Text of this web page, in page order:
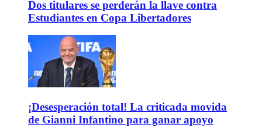
Dos titulares se perderán la llave contra
Estudiantes en Copa Libertadores
¡Desesperación total! La criticada movida
de Gianni Infantino para ganar apoyo